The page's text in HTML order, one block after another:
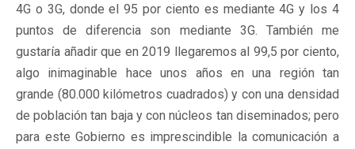
4G o 3G, donde el 95 por ciento es mediante 4G y los 4
puntos de diferencia son mediante 3G. También me
gustaría añadir que en 2019 llegaremos al 99,5 por ciento,
algo inimaginable hace unos años en una región tan
grande (80.000 kilómetros cuadrados) y con una densidad
de población tan baja y con núcleos tan diseminados; pero
para este Gobierno es imprescindible la comunicación a